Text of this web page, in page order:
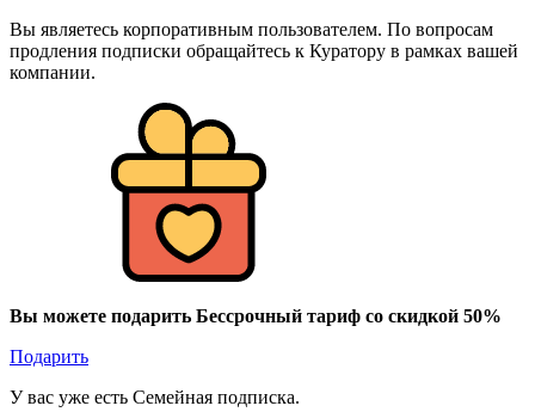
Вы являетесь корпоративным пользователем. По вопросам
продления подписки обращайтесь к Куратору в рамках вашей
компании.
Вы можете подарить Бессрочный тариф со скидкой 50%
Подарить
У вас уже есть Семейная подписка.